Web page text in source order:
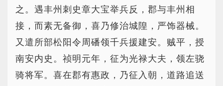
之。遇丰州刺史章大宝举兵反，郡与丰州相
接，而素无备御，喜乃修治城隍，严饰器械。
又遣所部松阳令周磻领千兵援建安。贼平，授
南安内史。祯明元年，征为光禄大夫，领左骁
骑将军。喜在郡有惠政，乃征入朝，道路追送